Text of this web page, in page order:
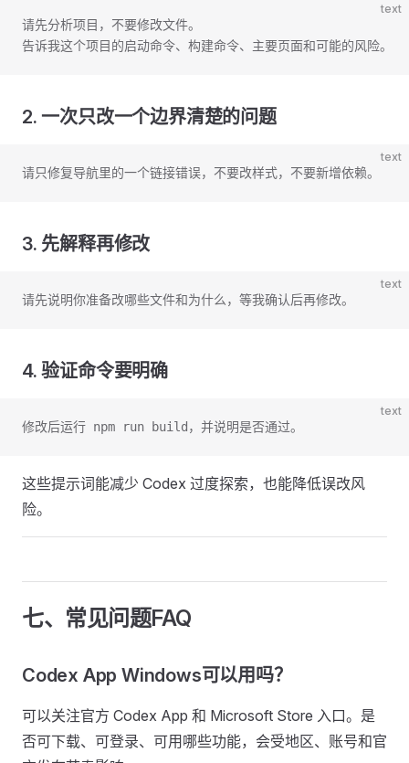
text
请先分析项目，不要修改文件。
告诉我这个项目的启动命令、构建命令、主要页面和可能的风险。
2. 一次只改一个边界清楚的问题
text
请只修复导航里的一个链接错误，不要改样式，不要新增依赖。
3. 先解释再修改
text
请先说明你准备改哪些文件和为什么，等我确认后再修改。
4. 验证命令要明确
text
修改后运行 npm run build，并说明是否通过。
这些提示词能减少 Codex 过度探索，也能降低误改风
险。
七、常见问题FAQ
Codex App Windows可以用吗？
可以关注官方 Codex App 和 Microsoft Store 入口。是
否可下载、可登录、可用哪些功能，会受地区、账号和官